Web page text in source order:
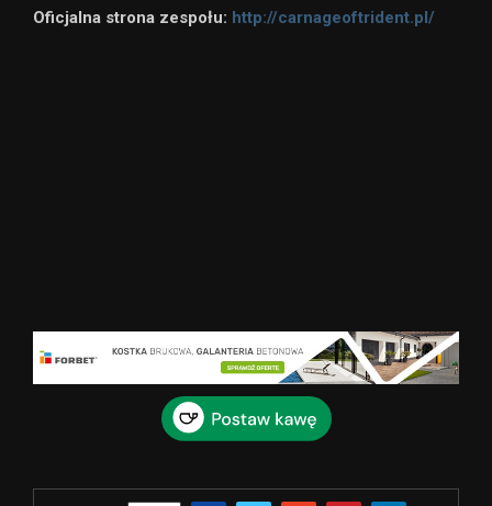
Oficjalna strona zespołu: http://carnageoftrident.pl/